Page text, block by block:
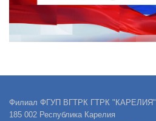
Филиал ФГУП ВГТРК ГТРК "КАРЕЛИЯ"
185 002 Республика Карелия